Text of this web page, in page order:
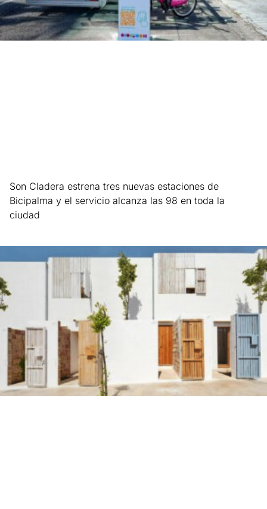
Son Cladera estrena tres nuevas estaciones de
Bicipalma y el servicio alcanza las 98 en toda la
ciudad